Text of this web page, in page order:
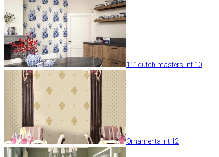
111dutch-masters-int-10
Ornamenta int 12